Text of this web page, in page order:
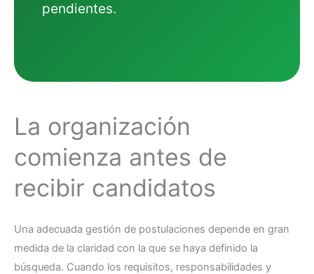
pendientes.
La organización
comienza antes de
recibir candidatos
Una adecuada gestión de postulaciones depende en gran
medida de la claridad con la que se haya definido la
búsqueda. Cuando los requisitos, responsabilidades y